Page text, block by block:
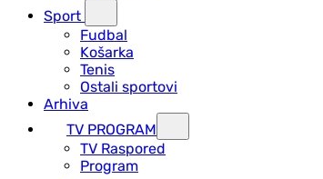
Sport
Fudbal
Košarka
Tenis
Ostali sportovi
Arhiva
TV PROGRAM
ТV Raspored
Program